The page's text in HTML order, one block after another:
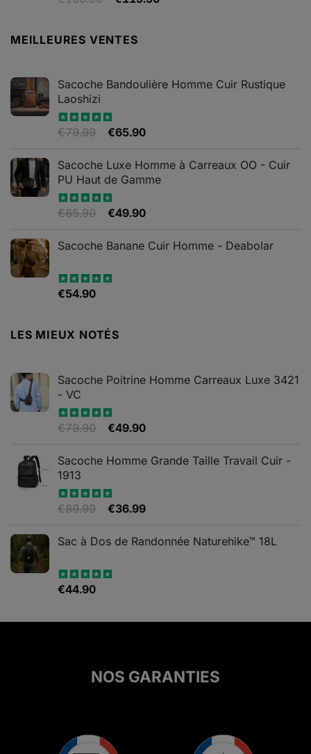
était :
MEILLEURES VENTES
Sacoche Bandoulière Homme Cuir Rustique
Laoshizi
Note4.88
€79.99
Le
initial
était :
€79.99.
€65.90Le
actuel
est :
Sacoche Luxe Homme à Carreaux OO - Cuir
PU Haut de Gamme
Note4.82
€65.90
Le
initial
€65.90.
€49.90Le
actuel
Sacoche Banane Cuir Homme - Deabolar
Note4.79
€54.90
LES MIEUX NOTÉS
Sacoche Poitrine Homme Carreaux Luxe 3421
- VC
Note5.00
€79.90
Le
initial
€49.90Le
actuel
Sacoche Homme Grande Taille Travail Cuir -
1913
Note5.00
€89.99
Le
initial
€36.99Le
actuel
Sac à Dos de Randonnée Naturehike™ 18L
Note5.00
€44.90
NOS GARANTIES